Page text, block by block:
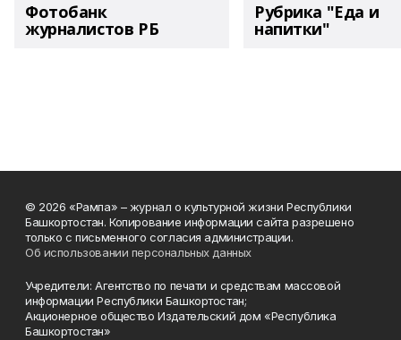
Фотобанк
журналистов РБ
Рубрика "Еда и
напитки"
© 2026 «Рампа» – журнал о культурной жизни Республики
Башкортостан. Копирование информации сайта разрешено
только с письменного согласия администрации.
Об использовании персональных данных
Учредители: Агентство по печати и средствам массовой
информации Республики Башкортостан;
Акционерное общество Издательский дом «Республика
Башкортостан»